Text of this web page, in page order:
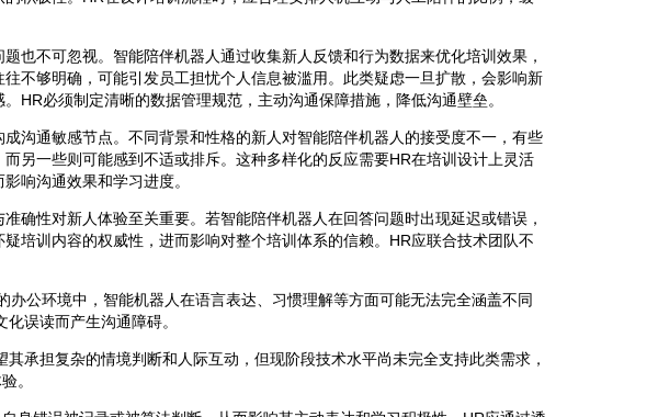
也不可忽视。智能陪伴机器人通过收集新人反馈和行为数据来优化培训效果，
不够明确，可能引发员工担忧个人信息被滥用。此类疑虑一旦扩散，会影响新
HR必须制定清晰的数据管理规范，主动沟通保障措施，降低沟通壁垒。
沟通敏感节点。不同背景和性格的新人对智能陪伴机器人的接受度不一，有些
而另一些则可能感到不适或排斥。这种多样化的反应需要HR在培训设计上灵活
响沟通效果和学习进度。
确性对新人体验至关重要。若智能陪伴机器人在回答问题时出现延迟或错误，
培训内容的权威性，进而影响对整个培训体系的信赖。HR应联合技术团队不
公环境中，智能机器人在语言表达、习惯理解等方面可能无法完全涵盖不同
误读而产生沟通障碍。
承担复杂的情境判断和人际互动，但现阶段技术水平尚未完全支持此类需求，
。